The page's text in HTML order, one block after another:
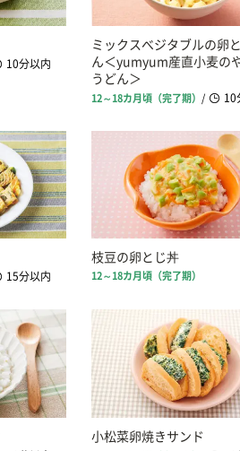
10分以内
ミックスべジタブルの卵
ん＜yumyum産直小麦の
うどん＞
12～18カ月頃（完了期） / 10
15分以内
枝豆の卵とじ丼
12～18カ月頃（完了期）
小松菜卵焼きサンド